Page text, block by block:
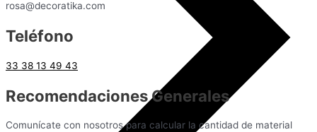
rosa@decoratika.com
Teléfono
33 38 13 49 43
Recomendaciones Generales
Comunícate con nosotros para calcular la cantidad de material